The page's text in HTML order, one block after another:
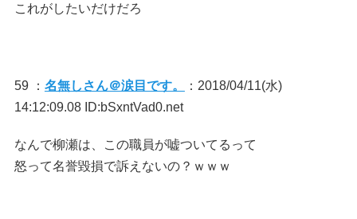
これがしたいだけだろ
59 ： 名無しさん＠涙目です。
：2018/04/11(水)
14:12:09.08 ID:bSxntVad0.net
なんで柳瀬は、この職員が嘘ついてるって
怒って名誉毀損で訴えないの？ｗｗｗ